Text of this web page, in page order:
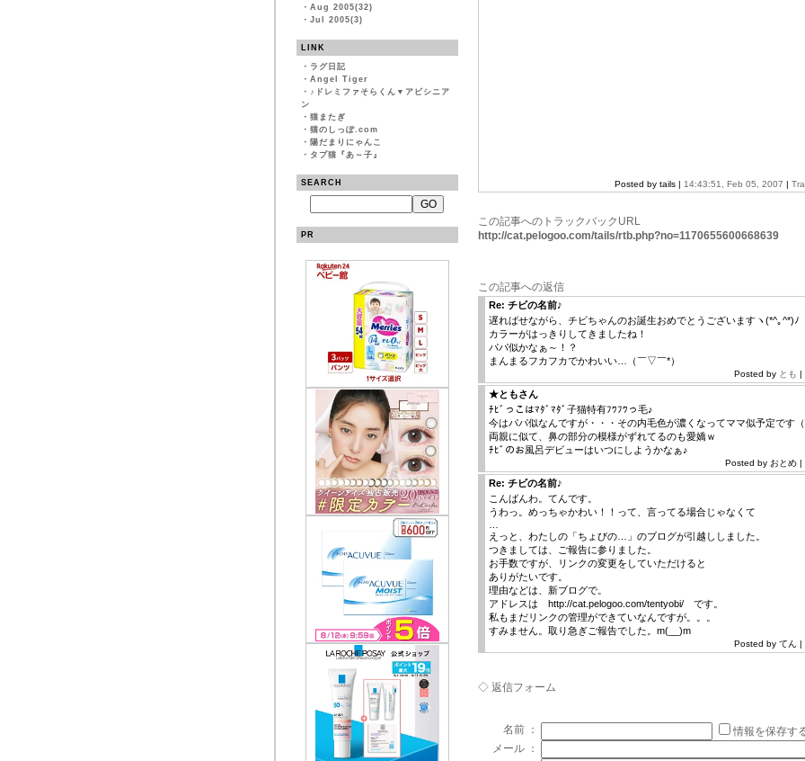
・ Aug 2005(32)
・ Jul 2005(3)
LINK
・ ラグ日記
・ Angel Tiger
・ ♪ドレミファそらくん▼アビシニア
ン
・ 猫またぎ
・ 猫のしっぽ.com
・ 陽だまりにゃんこ
・ タプ猫『あ～子』
SEARCH
PR
Posted by tails | 14:43:51, Feb 05, 2007 |
この記事へのトラックバックURL
http://cat.pelogoo.com/tails/rtb.php?no=1170655600668639
この記事への返信
Re: チビの名前♪
遅ればせながら、チビちゃんのお誕生おめでとうございますヽ(*^｡^*)ﾉ
カラーがはっきりしてきましたね！
パパ似かなぁ～！？
まんまるフカフカでかわいい…（￣▽￣*）
Posted by とも |
★ともさん
ﾁﾋﾞっこはﾏﾀﾞﾏﾀﾞ子猫特有ﾌﾜﾌﾜっ毛♪
今はパパ似なんですが・・・その内毛色が濃くなってママ似予定です（
両親に似て、鼻の部分の模様がずれてるのも愛嬌ｗ
ﾁﾋﾞのお風呂デビューはいつにしようかなぁ♪
Posted by おとめ
Re: チビの名前♪
こんばんわ。てんです。
うわっ。めっちゃかわい！！って、言ってる場合じゃなくて
えっと、わたしの「ちょびの…」のブログが引越ししました。
つきましては、ご報告に参りました。
お手数ですが、リンクの変更をしていただけると
ありがたいです。
理由などは、新ブログで。
アドレスは http://cat.pelogoo.com/tentyobi/ です。
私もまだリンクの管理ができていなんですが。。。
すみません。取り急ぎご報告でした。m(__)m
Posted by てん
◇ 返信フォーム
名前 ：
情報を保存す
メール ：